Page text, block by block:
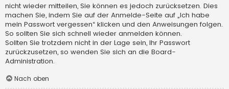
nicht wieder mitteilen, Sie können es jedoch zurücksetzen. Dies
machen Sie, indem Sie auf der Anmelde-Seite auf „Ich habe
mein Passwort vergessen“ klicken und den Anweisungen folgen.
So sollten Sie sich schnell wieder anmelden können.
Sollten Sie trotzdem nicht in der Lage sein, Ihr Passwort
zurückzusetzen, so wenden Sie sich an die Board-
Administration.
Nach oben